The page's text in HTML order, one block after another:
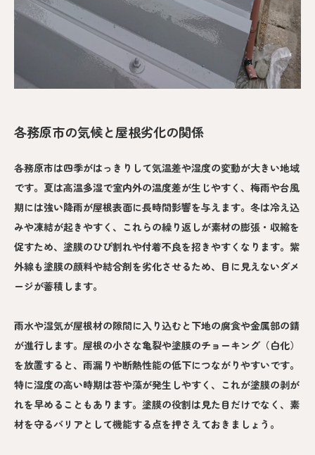
各務原市の気候と屋根劣化の関係
各務原市は四季がはっきりして気温差や湿度の変動が大きい地域
です。夏は高温多湿で室内外の温度差が生じやすく、梅雨や台風
期には強い降雨が屋根表面に長時間影響を与えます。冬は冷え込
みや凍結が起きやすく、これらの繰り返しが素材の膨張・収縮を
促すため、塗膜のひび割れや付着不良を招きやすくなります。紫
外線も塗膜の顔料や結合剤を劣化させるため、目に見えないダメ
ージが蓄積します。
雨水や湿気が屋根材の隙間に入り込むと下地の腐食や金属部の錆
が進行します。屋根の小さな亀裂や塗膜のチョーキング（白化）
を放置すると、雨漏りや断熱性能の低下につながりやすいです。
特に湿度の高い時期は苔や藻が発生しやすく、これが塗膜の剥が
れを早めることもあります。塗膜の役割は見た目だけでなく、素
材を守るバリアとして機能する点を押さえておきましょう。